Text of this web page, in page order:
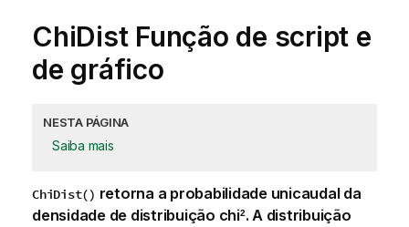
ChiDist Função de script e
de gráfico
NESTA PÁGINA
Saiba mais
ChiDist() retorna a probabilidade unicaudal da
densidade de distribuição chi2. A distribuição